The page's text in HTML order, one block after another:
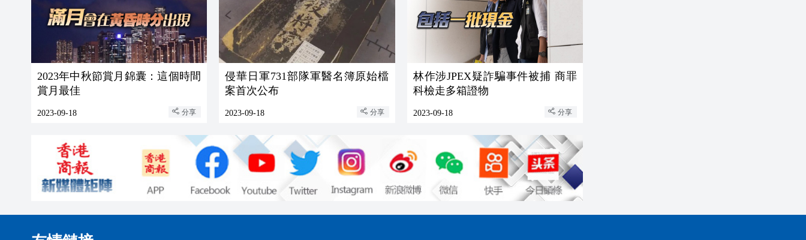
2023年中秋節賞月錦囊：這個時間
賞月最佳
2023-09-18 分享
侵華日軍731部隊軍醫名簿原始檔
案首次公布
2023-09-18 分享
林作涉JPEX疑詐騙事件被捕 商罪
科檢走多箱證物
2023-09-18 分享